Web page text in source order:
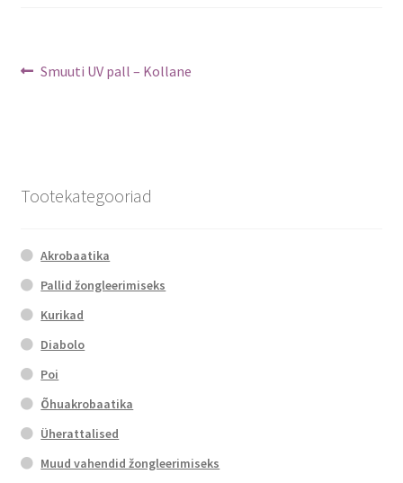
Navigeerimine
Previous
Smuuti UV pall – Kollane
Tootekategooriad
Akrobaatika
Pallid žongleerimiseks
Kurikad
Diabolo
Poi
Õhuakrobaatika
Üherattalised
Muud vahendid žongleerimiseks